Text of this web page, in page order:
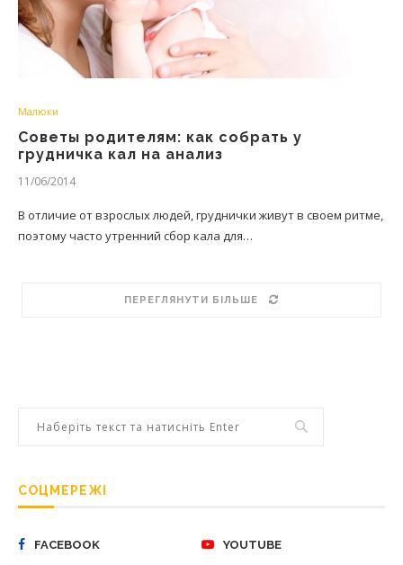
Малюки
Советы родителям: как собрать у
грудничка кал на анализ
11/06/2014
В отличие от взрослых людей, груднички живут в своем ритме,
поэтому часто утренний сбор кала для…
ПЕРЕГЛЯНУТИ БІЛЬШЕ
СОЦМЕРЕЖІ
FACEBOOK YOUTUBE